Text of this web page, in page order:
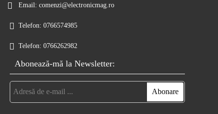
Email: comenzi@electronicmag.ro
Telefon: 0766574985
Telefon: 0766262982
Abonează-mă la Newsletter: